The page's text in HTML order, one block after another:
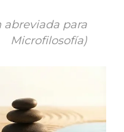
abreviada para
Microfilosofía)